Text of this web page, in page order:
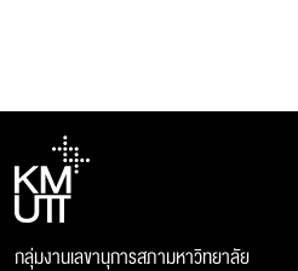
กลุ่มงานเลขานุการสภามหาวิทยาลัย